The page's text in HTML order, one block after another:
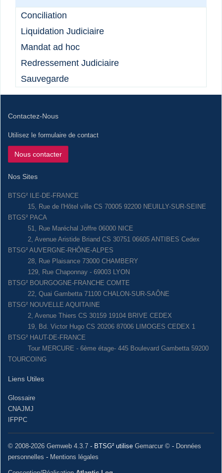
Conciliation
Liquidation Judiciaire
Mandat ad hoc
Redressement Judiciaire
Sauvegarde
Contactez-Nous
Utilisez le formulaire de contact
Nous contacter
Nos Sites
BTSG² ILE-DE-FRANCE
15, Rue de l'Hôtel ville CS 70005 92200 NEUILLY-SUR-SEINE
BTGS² PACA
51, Rue Maréchal Joffre 06000 NICE
2, Avenue Aristide Briand CS 30751 06605 ANTIBES Cedex
BTSG² AUVERGNE-RHÔNE-ALPES
28, Rue Plaisance 73000 CHAMBERY
129, Rue Chaponnay - 69003 LYON
BTSG² BOURGOGNE-FRANCHE COMTE
22, Quai Gambetta 71100 CHALON-SUR-SAÔNE
BTSG² NOUVELLE AQUITAINE
2, Avenue Thiers CS 30159 19104 BRIVE CEDEX
19, Bd. Victor Hugo CS 20206 87006 LIMOGES CEDEX 1
BTSG² HAUT-DE-FRANCE
Tour MERCURE - 6ème étage- 445 Boulevard Gambetta 59200
TOURCOING
Liens Utiles
Glossaire
CNAJMJ
IFPPC
© 2008-2026 Gemweb 4.3.7 - BTSG² utilise Gemarcur © - Données
personnelles - Mentions légales